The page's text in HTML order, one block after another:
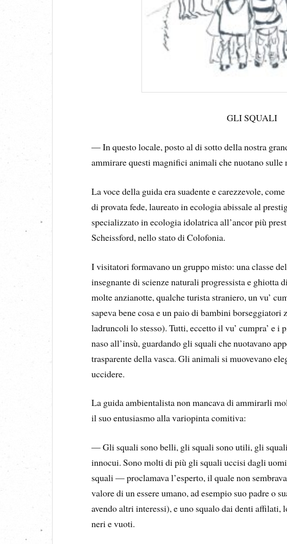
GLI SQUALI
— In questo locale, posto al di sotto della nostra
ammirare questi magnifici animali che nuotano
La voce della guida era suadente e carezzevole,
di provata fede, laureato in ecologia abissale al
specializzato in ecologia idolatrica all’ancor più
Scheissford, nello stato di Colofonia.
I visitatori formavano un gruppo misto: una classe
insegnante di scienze naturali progressista e ghiotta
molte anzianotte, qualche turista straniero, un vu’
sapeva bene cosa e un paio di bambini borseggiatori
ladruncoli lo stesso). Tutti, eccetto il vu’ cumpra’ e i
naso all’insù, guardando gli squali che nuotavano
trasparente della vasca. Gli animali si muovevano
uccidere.
La guida ambientalista non mancava di ammirarli
il suo entusiasmo alla variopinta comitiva:
— Gli squali sono belli, gli squali sono utili, gli
innocui. Sono molti di più gli squali uccisi dagli
squali — proclamava l’esperto, il quale non
valore di un essere umano, ad esempio suo padre o
avendo altri interessi), e uno squalo dai denti affilati,
neri e vuoti.